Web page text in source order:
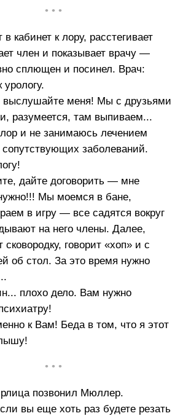
• • •
кабинет к лору, расстегивает
член и показывает врачу —
сплющен и посинел. Врач:
меня! Мы с друзьями
разумеется, там выпиваем...
и не занимаюсь лечением
сопутствующих заболеваний.
дайте договорить — мне
Мы моемся в бане,
в игру — все садятся вокруг
на него члены. Далее,
говорит «хоп» и с
об стол. За это время нужно
плохо дело. Вам нужно
к Вам! Беда в том, что я этот
• • •
позвонил Мюллер.
вы еще хоть раз будете резать